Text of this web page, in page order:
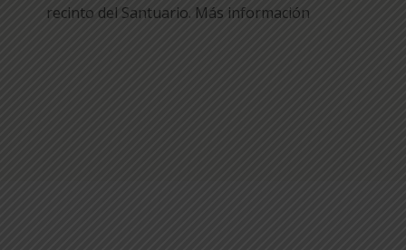
recinto del Santuario. Más información